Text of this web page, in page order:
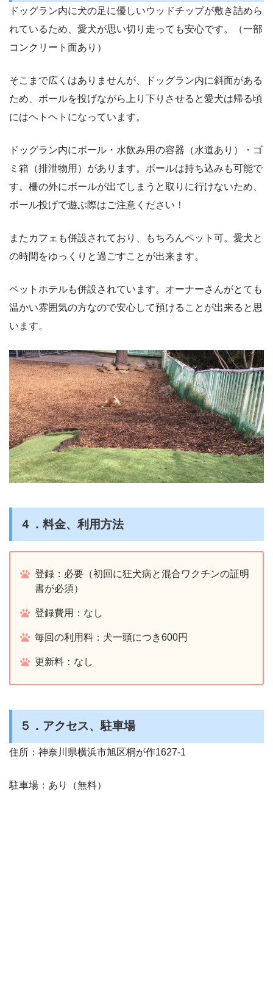
ドッグラン内に犬の足に優しいウッドチップが敷き詰めら
れているため、愛犬が思い切り走っても安心です。（一部
コンクリート面あり）
そこまで広くはありませんが、ドッグラン内に斜面がある
ため、ボールを投げながら上り下りさせると愛犬は帰る頃
にはヘトヘトになっています。
ドッグラン内にボール・水飲み用の容器（水道あり）・ゴ
ミ箱（排泄物用）があります。ボールは持ち込みも可能で
す。柵の外にボールが出てしまうと取りに行けないため、
ボール投げで遊ぶ際はご注意ください！
またカフェも併設されており、もちろんペット可。愛犬と
の時間をゆっくりと過ごすことが出来ます。
ペットホテルも併設されています。オーナーさんがとても
温かい雰囲気の方なので安心して預けることが出来ると思
います。
４．料金、利用方法
登録：必要（初回に狂犬病と混合ワクチンの証明
書が必須）
登録費用：なし
毎回の利用料：犬一頭につき600円
更新料：なし
５．アクセス、駐車場
住所：神奈川県横浜市旭区桐が作1627-1
駐車場：あり（無料）